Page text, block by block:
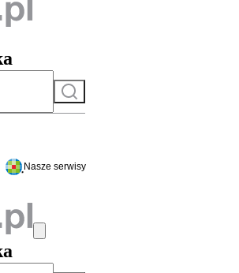
Szukaj
do serwisu
Nasze serwisy